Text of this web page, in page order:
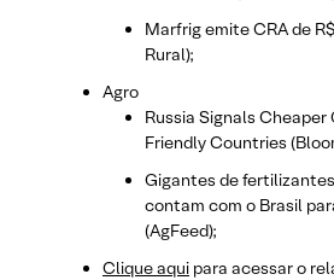
Marfrig emite CRA de
Rural);
Agro
Russia Signals
Friendly Countries
Gigantes de
contam com o Brasil
(AgFeed);
Clique aqui para acessar o